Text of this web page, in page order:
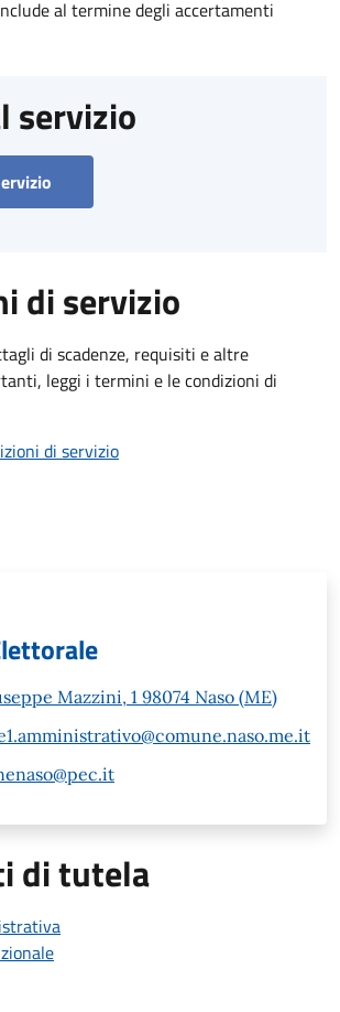
al termine degli accertamenti
servizio
di servizio
di scadenze, requisiti e altre
leggi i termini e le condizioni di
di servizio
Mazzini, 1 98074 Naso (ME)
di tutela